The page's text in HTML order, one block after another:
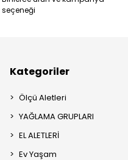
seçeneği
Kategoriler
Ölçü Aletleri
YAĞLAMA GRUPLARI
EL ALETLERİ
Ev Yaşam